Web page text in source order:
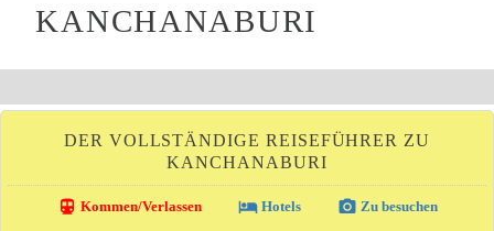
KANCHANABURI
DER VOLLSTÄNDIGE REISEFÜHRER ZU
KANCHANABURI
directions_transit Kommen/Verlassen local_hotelHotels photo_camera Zu besuchen